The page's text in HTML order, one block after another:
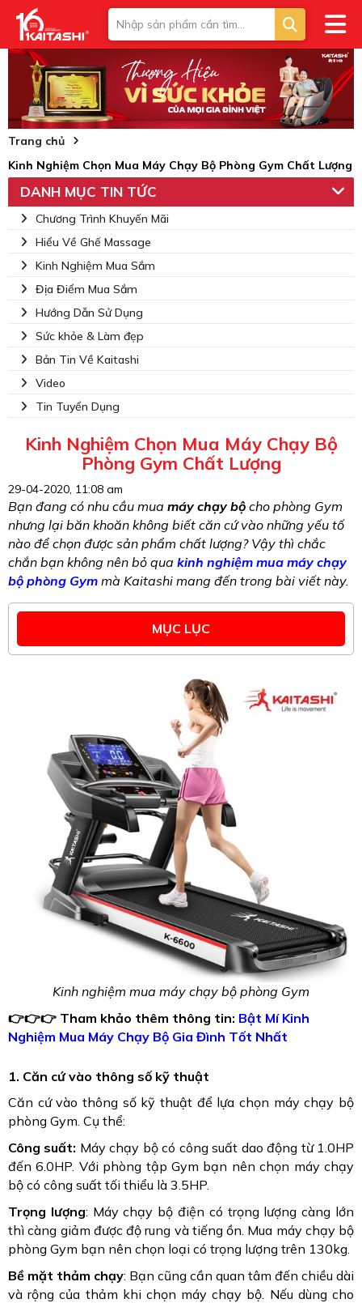
Trang chủ
Kinh Nghiệm Chọn Mua Máy Chạy Bộ Phòng Gym Chất Lượng
DANH MỤC TIN TỨC
Chương Trình Khuyến Mãi
Hiểu Về Ghế Massage
Kinh Nghiệm Mua Sắm
Địa Điểm Mua Sắm
Hướng Dẫn Sử Dụng
Sức khỏe & Làm đẹp
Bản Tin Về Kaitashi
Video
Tin Tuyển Dụng
Kinh Nghiệm Chọn Mua Máy Chạy Bộ
Phòng Gym Chất Lượng
29-04-2020, 11:08 am
Bạn đang có nhu cầu mua máy chạy bộ cho phòng Gym
nhưng lại băn khoăn không biết căn cứ vào những yếu tố
nào để chọn được sản phẩm chất lượng? Vậy thì chắc
chắn bạn không nên bỏ qua kinh nghiệm mua máy chạy
bộ phòng Gym mà Kaitashi mang đến trong bài viết này.
MỤC LỤC
Kinh nghiệm mua máy chạy bộ phòng Gym
👉👉👉 Tham khảo thêm thông tin: Bật Mí Kinh
Nghiệm Mua Máy Chạy Bộ Gia Đình Tốt Nhất
1. Căn cứ vào thông số kỹ thuật
Căn cứ vào thông số kỹ thuật để lựa chọn máy chạy bộ
phòng Gym. Cụ thể:
Công suất: Máy chạy bộ có công suất dao động từ 1.0HP
đến 6.0HP. Với phòng tập Gym bạn nên chọn máy chạy
bộ có công suất tối thiểu là 3.5HP.
Trọng lượng: Máy chạy bộ điện có trọng lượng càng lớn
thì càng giảm được độ rung và tiếng ồn. Mua máy chạy bộ
phòng Gym bạn nên chọn loại có trọng lượng trên 130kg.
Bề mặt thảm chạy: Bạn cũng cần quan tâm đến chiều dài
và rộng của thảm khi chọn máy chạy bộ. Nếu dùng cho